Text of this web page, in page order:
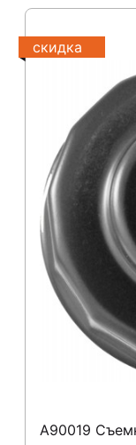
скидка
A90019